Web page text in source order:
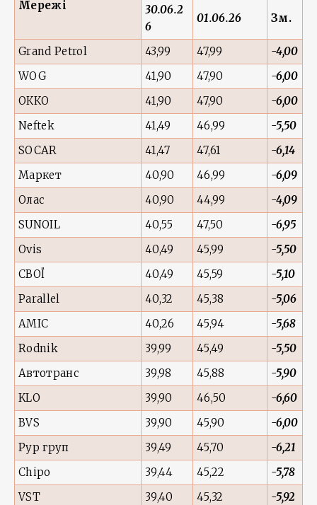
Мережі
30.06.2
6
01.06.26 Зм.
Grand Petrol 43,99 47,99
-4,00
WOG
41,90 47,90
-6,00
ОККО
41,90 47,90
-6,00
Neftek
41,49 46,99
-5,50
SOCAR
41,47 47,61
-6,14
Маркет
40,90 46,99
-6,09
Олас
40,90 44,99
-4,09
SUNOIL
40,55 47,50
-6,95
Ovis
40,49 45,99
-5,50
СВОЇ
40,49 45,59
-5,10
Parallel
40,32 45,38
-5,06
AMIC
40,26 45,94
-5,68
Rodnik
39,99 45,49
-5,50
Автотранс
39,98 45,88
-5,90
KLO
39,90 46,50
-6,60
BVS
39,90 45,90
-6,00
Рур груп
39,49 45,70
-6,21
Chipo
39,44 45,22
-5,78
VST
39,40 45,32
-5,92